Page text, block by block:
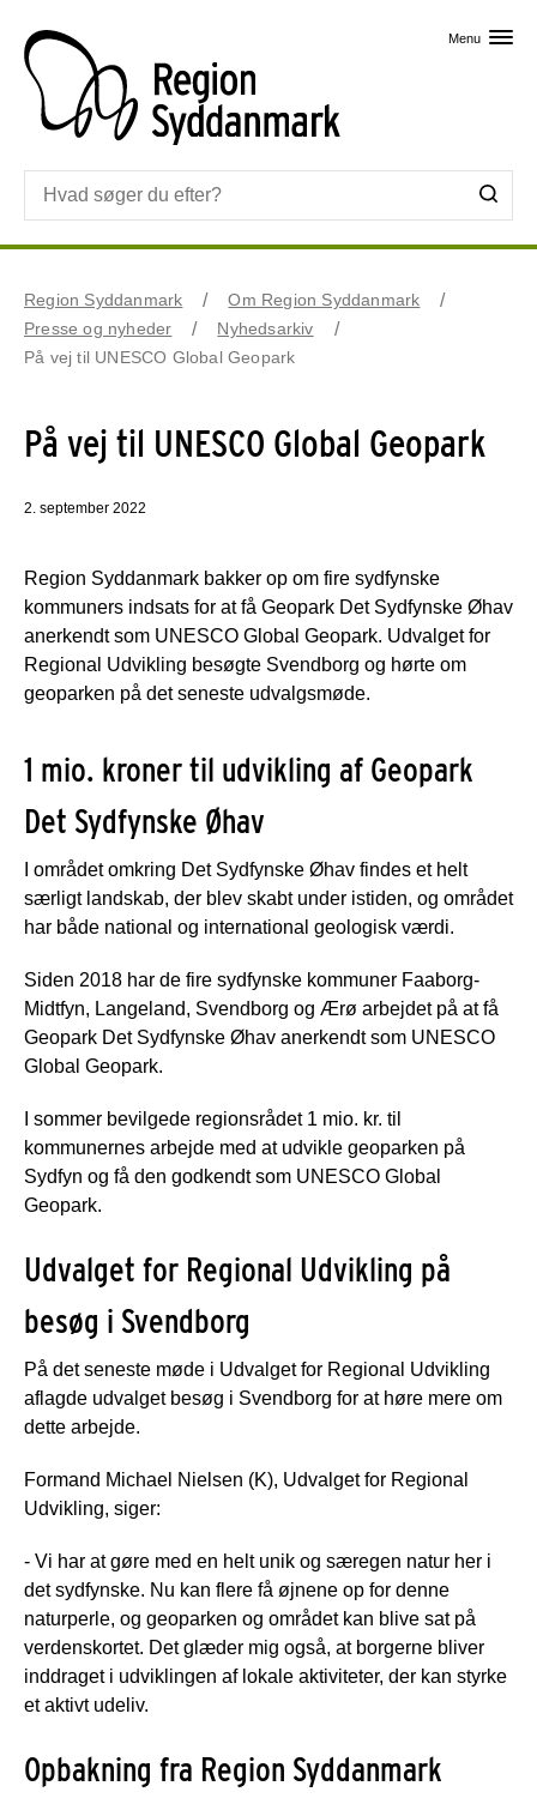
Menu
Region Syddanmark
Om Region Syddanmark
Presse og nyheder
Nyhedsarkiv
På vej til UNESCO Global Geopark
På vej til UNESCO Global Geopark
2. september 2022
Region Syddanmark bakker op om fire sydfynske
kommuners indsats for at få Geopark Det Sydfynske Øhav
anerkendt som UNESCO Global Geopark. Udvalget for
Regional Udvikling besøgte Svendborg og hørte om
geoparken på det seneste udvalgsmøde.
1 mio. kroner til udvikling af Geopark
Det Sydfynske Øhav
I området omkring Det Sydfynske Øhav findes et helt
særligt landskab, der blev skabt under istiden, og området
har både national og international geologisk værdi.
Siden 2018 har de fire sydfynske kommuner Faaborg-
Midtfyn, Langeland, Svendborg og Ærø arbejdet på at få
Geopark Det Sydfynske Øhav anerkendt som UNESCO
Global Geopark.
I sommer bevilgede regionsrådet 1 mio. kr. til
kommunernes arbejde med at udvikle geoparken på
Sydfyn og få den godkendt som UNESCO Global
Geopark.
Udvalget for Regional Udvikling på
besøg i Svendborg
På det seneste møde i Udvalget for Regional Udvikling
aflagde udvalget besøg i Svendborg for at høre mere om
dette arbejde.
Formand Michael Nielsen (K), Udvalget for Regional
Udvikling, siger:
- Vi har at gøre med en helt unik og særegen natur her i
det sydfynske. Nu kan flere få øjnene op for denne
naturperle, og geoparken og området kan blive sat på
verdenskortet. Det glæder mig også, at borgerne bliver
inddraget i udviklingen af lokale aktiviteter, der kan styrke
et aktivt udeliv.
Opbakning fra Region Syddanmark